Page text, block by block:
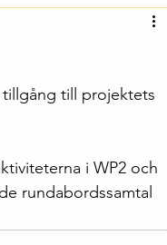
till projektets
i WP2 och
rundabordssamtal